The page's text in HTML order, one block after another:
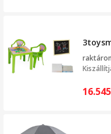
raktáron
16.545